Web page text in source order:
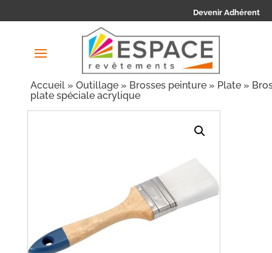
Devenir Adhérent
Accueil » Outillage » Brosses peinture » Plate »
plate spéciale acrylique